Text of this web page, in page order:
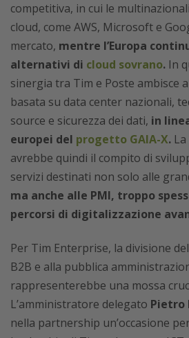
competitiva, in cui le
cloud, come AWS, Microsoft e
mercato, mentre l’Europa
alternativi di cloud sovrano. In
sinergia tra Tim e Poste ambisce
basata su data center nazionali,
source e sicurezza dei dati, in
europei del progetto GAIA-X.
avrebbe quindi il compito di
servizi destinati non solo alle
ma anche alle PMI, troppo
percorsi di digitalizzazione
Per Tim Enterprise, la divisione
B2B e alla pubblica
rappresenterebbe una mossa
L’amministratore delegato Pietro
nella partnership un’occasione